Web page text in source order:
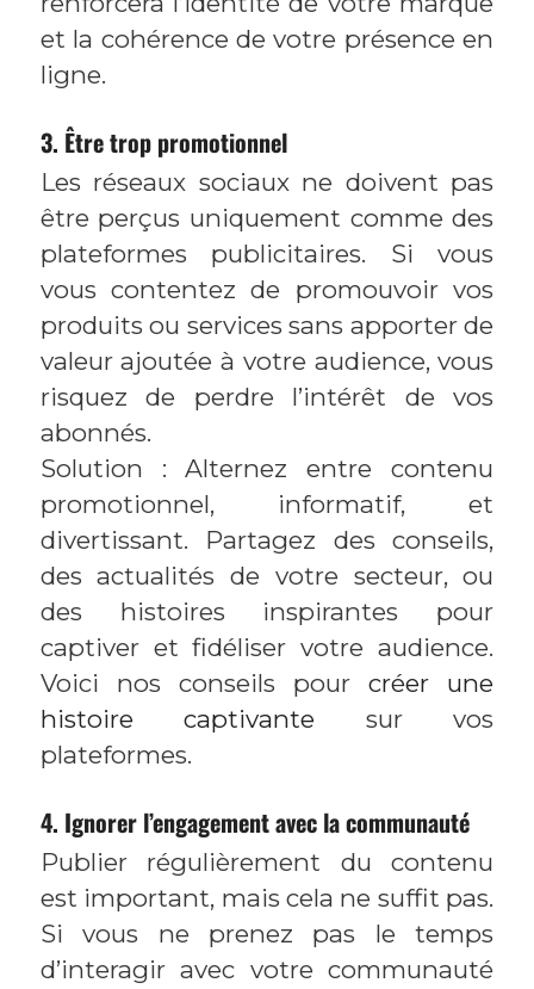
et la cohérence de votre présence en
ligne.
3. Être trop promotionnel
Les réseaux sociaux ne doivent pas
être perçus uniquement comme des
plateformes publicitaires. Si vous
vous contentez de promouvoir vos
produits ou services sans apporter de
valeur ajoutée à votre audience, vous
risquez de perdre l’intérêt de vos
abonnés.
Solution : Alternez entre contenu
promotionnel, informatif, et
divertissant. Partagez des conseils,
des actualités de votre secteur, ou
des histoires inspirantes pour
captiver et fidéliser votre audience.
Voici nos conseils pourcréer une
histoire captivante sur vos
plateformes.
4. Ignorer l’engagement avec la communauté
Publier régulièrement du contenu
est important, mais cela ne suffit pas.
Si vous ne prenez pas le temps
d’interagir avec votre communauté